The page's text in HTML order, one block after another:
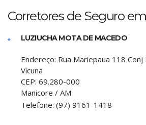
Corretores de Seguro
LUZIUCHA MOTA DE MACEDO
Endereço: Rua Mariepaua 118
Vicuna
CEP: 69.280-000
Manicore / AM
Telefone: (97) 9161-1418